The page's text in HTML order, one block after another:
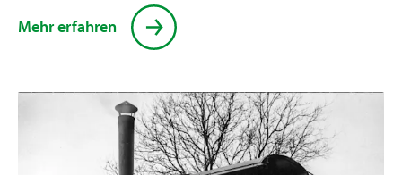
Mehr erfahren